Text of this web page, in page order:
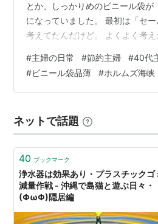
とか、しっかりめのビニール袋が
になっていました。 最初は「セ
考えてたんだけど。 よくよく考
ール袋って石油から作られてます
が止まってる影響が、ついにスー
のか、と思うとちょっとゾッとし
ーパーには結婚してこっちにきて
のおばちゃんがいて。 レジで…
#主婦の日常 #節約主婦 #40代
#ビニール袋品薄 #ホルムズ海峡
ネットで話題
40 ブックマーク
浄水器は効果あり・プラスチックゴ
減量作戦 - 沖縄で島猫と遊ぶ日々・
(ΦωΦ)隠居編